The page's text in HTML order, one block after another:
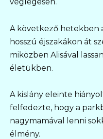
véglegesen.
A következő hetekben
hosszú éjszakákon át
miközben Alisával
életükben.
A kislány eleinte
felfedezte, hogy a
nagymamával lenni
élmény.